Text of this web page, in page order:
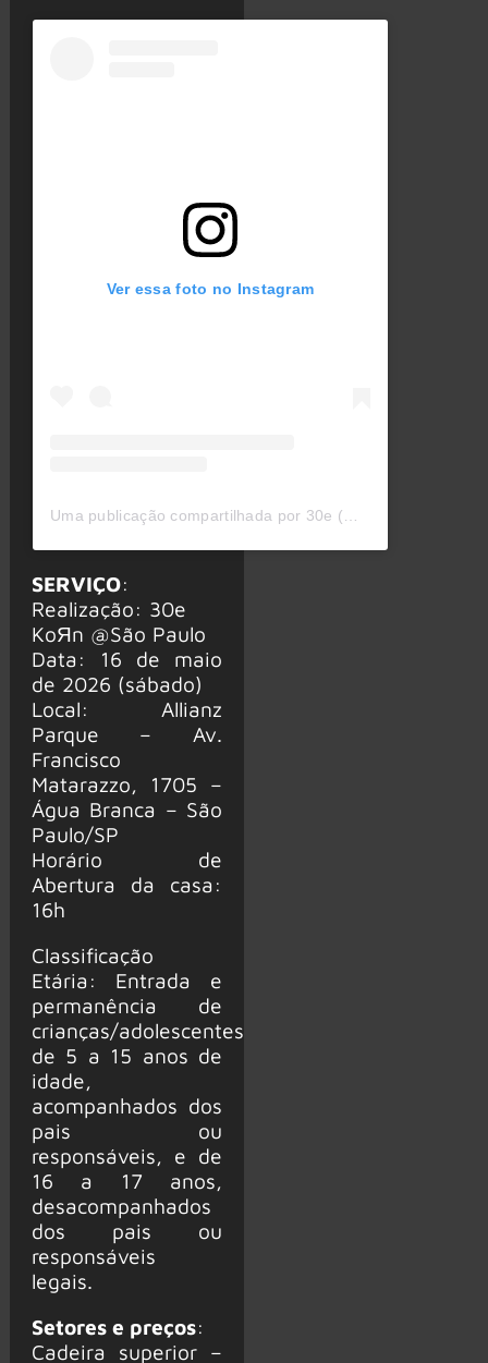
Ver essa foto no Instagram
SERVIÇO:
Realização: 30e
KoЯn @São Paulo
Data: 16 de maio
de 2026 (sábado)
Local: Allianz
Parque – Av.
Francisco
Matarazzo, 1705 –
Água Branca – São
Paulo/SP
Horário de
Abertura da casa:
16h
Classificação
Etária: Entrada e
permanência de
crianças/adolescentes
de 5 a 15 anos de
idade,
acompanhados dos
pais ou
responsáveis, e de
16 a 17 anos,
desacompanhados
dos pais ou
responsáveis
legais.
Setores e preços:
Cadeira superior –